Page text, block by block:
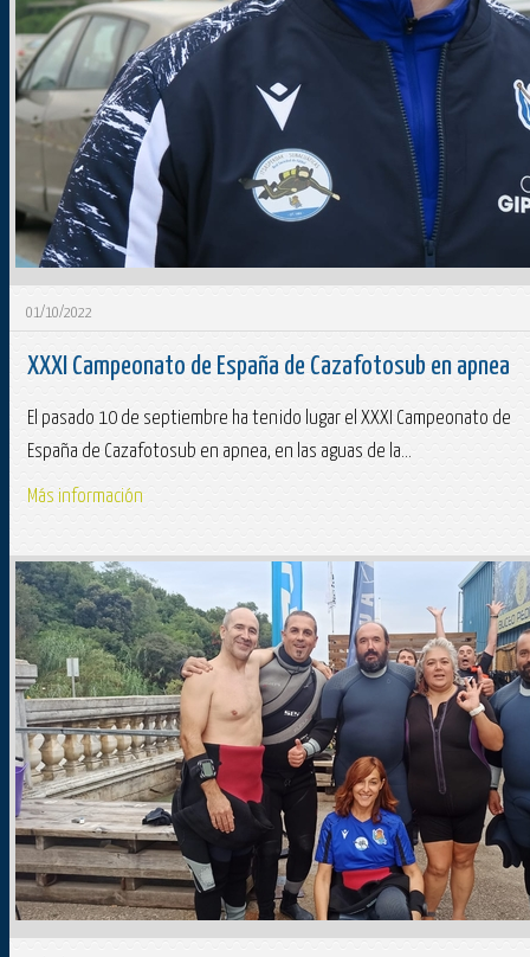
01/10/2022
XXXI Campeonato de España de Cazafotosub en apnea
El pasado 10 de septiembre ha tenido lugar el XXXI Campeonato de
España de Cazafotosub en apnea, en las aguas de la...
Más información